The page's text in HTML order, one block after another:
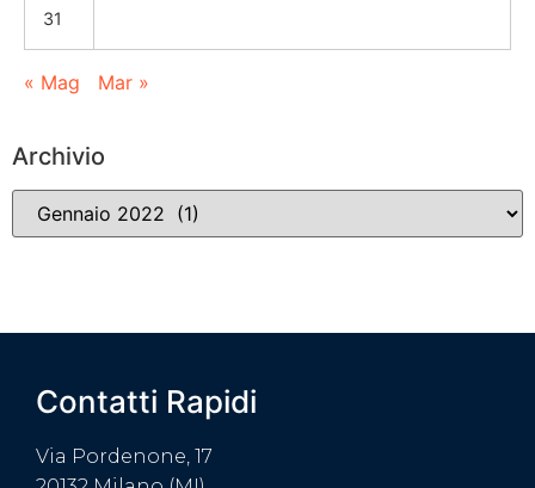
31
« Mag Mar »
Archivio
Contatti Rapidi
Via Pordenone, 17